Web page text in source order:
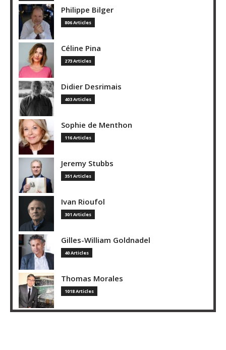
Philippe Bilger
806 Articles
Céline Pina
273 Articles
Didier Desrimais
403 Articles
Sophie de Menthon
116 Articles
Jeremy Stubbs
351 Articles
Ivan Rioufol
301 Articles
Gilles-William Goldnadel
40 Articles
Thomas Morales
1018 Articles